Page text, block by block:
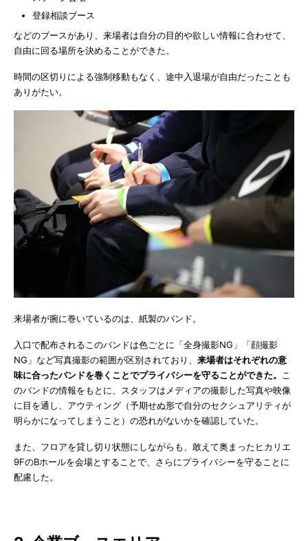
登録相談ブース
などのブースがあり、来場者は自分の目的や欲しい情報に合わせて、
自由に回る場所を決めることができた。
時間の区切りによる強制移動もなく、途中入退場が自由だったことも
ありがたい。
来場者が腕に巻いているのは、紙製のバンド。
入口で配布されるこのバンドは色ごとに「全身撮影NG」「顔撮影
NG」など写真撮影の範囲が区別されており、 来場者はそれぞれの意
味に合ったバンドを巻くことでプライバシーを守ることができた。
こ
のバンドの情報をもとに、スタッフはメディアの撮影した写真や映像
に目を通し、アウティング（予期せぬ形で自分のセクシュアリティが
明らかになってしまうこと）の恐れがないかを確認していた。
また、フロアを貸し切り状態にしながらも、敢えて奥まったヒカリエ
9FのBホールを会場とすることで、さらにプライバシーを守ることに
配慮した。